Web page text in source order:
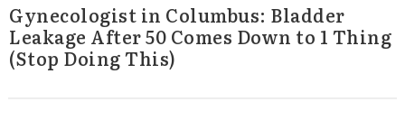
Gynecologist in Columbus: Bladder
Leakage After 50 Comes Down to 1 Thing
(Stop Doing This)